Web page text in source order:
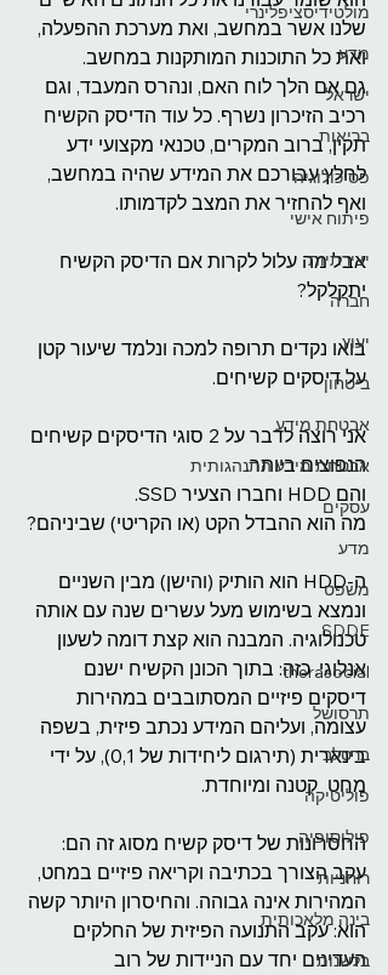
מולטידיסציפלינרי
מדע
ישראל
בריאות
פסיכולוגיה
פיתוח אישי
יצירתיות
חברה
יעוץ
ביטחון
אבטחת מידע
אבטחת מידע התנהגותית
עסקים
מדע
משפט
SDDE
therasocial
תרסושל
ברסלב
פוליטיקה
פילוסופיה
רוחניות
בינה מלאכותית
בלשנות
שלנו אשר במחשב, ואת מערכת ההפעלה,
ואת כל התוכנות המותקנות במחשב.
גם אם הלך לוח האם, ונהרס המעבד, וגם
רכיב הזיכרון נשרף. כל עוד הדיסק הקשיח
תקין, ברוב המקרים, טכנאי מקצועי ידע
לחלץ עבורכם את המידע שהיה במחשב,
ואף להחזיר את המצב לקדמותו.
אבל מה עלול לקרות אם הדיסק הקשיח
יתקלקל?
בואו נקדים תרופה למכה ונלמד שיעור קטן
על דיסקים קשיחים.
אני רוצה לדבר על 2 סוגי הדיסקים קשיחים
הנפוצים ביותר.
והם HDD וחברו הצעיר SSD.
מה הוא ההבדל הקט (או הקריטי) שביניהם?
ה-HDD הוא הותיק (והישן) מבין השניים
ונמצא בשימוש מעל עשרים שנה עם אותה
טכנולוגיה. המבנה הוא קצת דומה לשעון
אנלוגי. כזה: בתוך הכונן הקשיח ישנם
דיסקים פיזיים המסתובבים במהירות
עצומה, ועליהם המידע נכתב פיזית, בשפה
בינארית (תירגום ליחידות של 0,1), על ידי
מחט  קטנה ומיוחדת.
החסרונות של דיסק קשיח מסוג זה הם:
עקב הצורך בכתיבה וקריאה פיזיים במחט,
המהירות אינה גבוהה. והחיסרון היותר קשה
הוא: עקב התנועה הפיזית של החלקים
העדינים יחד עם הניידות של רוב